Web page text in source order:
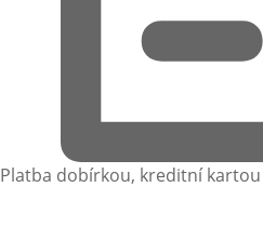
Platba dobírkou, kreditní kartou